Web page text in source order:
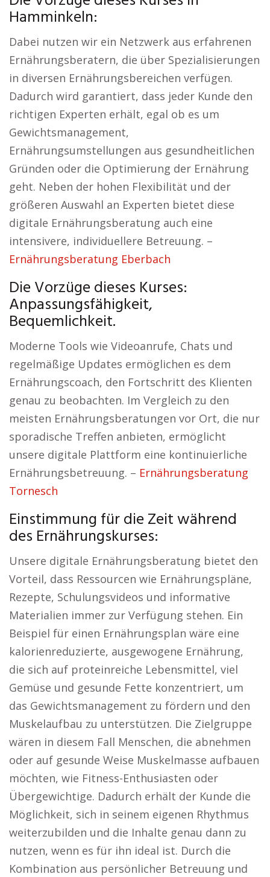
Hamminkeln:
Dabei nutzen wir ein Netzwerk aus erfahrenen
Ernährungsberatern, die über Spezialisierungen
in diversen Ernährungsbereichen verfügen.
Dadurch wird garantiert, dass jeder Kunde den
richtigen Experten erhält, egal ob es um
Gewichtsmanagement,
Ernährungsumstellungen aus gesundheitlichen
Gründen oder die Optimierung der Ernährung
geht. Neben der hohen Flexibilität und der
größeren Auswahl an Experten bietet diese
digitale Ernährungsberatung auch eine
intensivere, individuellere Betreuung. –
Ernährungsberatung Eberbach
Die Vorzüge dieses Kurses:
Anpassungsfähigkeit,
Bequemlichkeit.
Moderne Tools wie Videoanrufe, Chats und
regelmäßige Updates ermöglichen es dem
Ernährungscoach, den Fortschritt des Klienten
genau zu beobachten. Im Vergleich zu den
meisten Ernährungsberatungen vor Ort, die nur
sporadische Treffen anbieten, ermöglicht
unsere digitale Plattform eine kontinuierliche
Ernährungsbetreuung. – Ernährungsberatung
Tornesch
Einstimmung für die Zeit während
des Ernährungskurses:
Unsere digitale Ernährungsberatung bietet den
Vorteil, dass Ressourcen wie Ernährungspläne,
Rezepte, Schulungsvideos und informative
Materialien immer zur Verfügung stehen. Ein
Beispiel für einen Ernährungsplan wäre eine
kalorienreduzierte, ausgewogene Ernährung,
die sich auf proteinreiche Lebensmittel, viel
Gemüse und gesunde Fette konzentriert, um
das Gewichtsmanagement zu fördern und den
Muskelaufbau zu unterstützen. Die Zielgruppe
wären in diesem Fall Menschen, die abnehmen
oder auf gesunde Weise Muskelmasse aufbauen
möchten, wie Fitness-Enthusiasten oder
Übergewichtige. Dadurch erhält der Kunde die
Möglichkeit, sich in seinem eigenen Rhythmus
weiterzubilden und die Inhalte genau dann zu
nutzen, wenn es für ihn ideal ist. Durch die
Kombination aus persönlicher Betreuung und